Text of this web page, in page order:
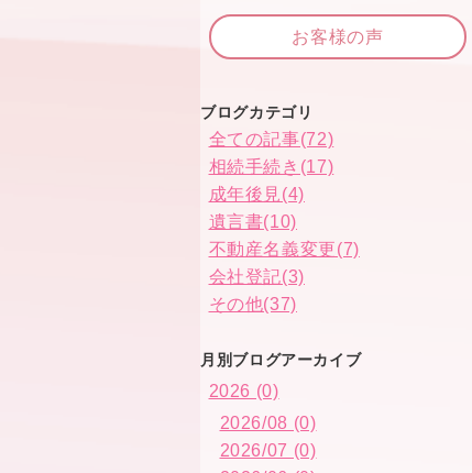
お客様の声
ブログカテゴリ
全ての記事(72)
相続手続き(17)
成年後見(4)
遺言書(10)
不動産名義変更(7)
会社登記(3)
その他(37)
月別ブログアーカイブ
2026 (0)
2026/08 (0)
2026/07 (0)